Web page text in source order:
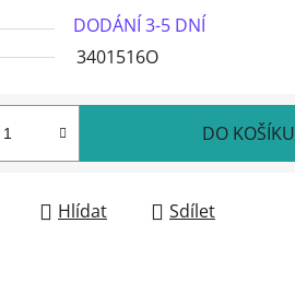
DODÁNÍ 3-5 DNÍ
3401516O
DO KOŠÍKU
Hlídat Sdílet